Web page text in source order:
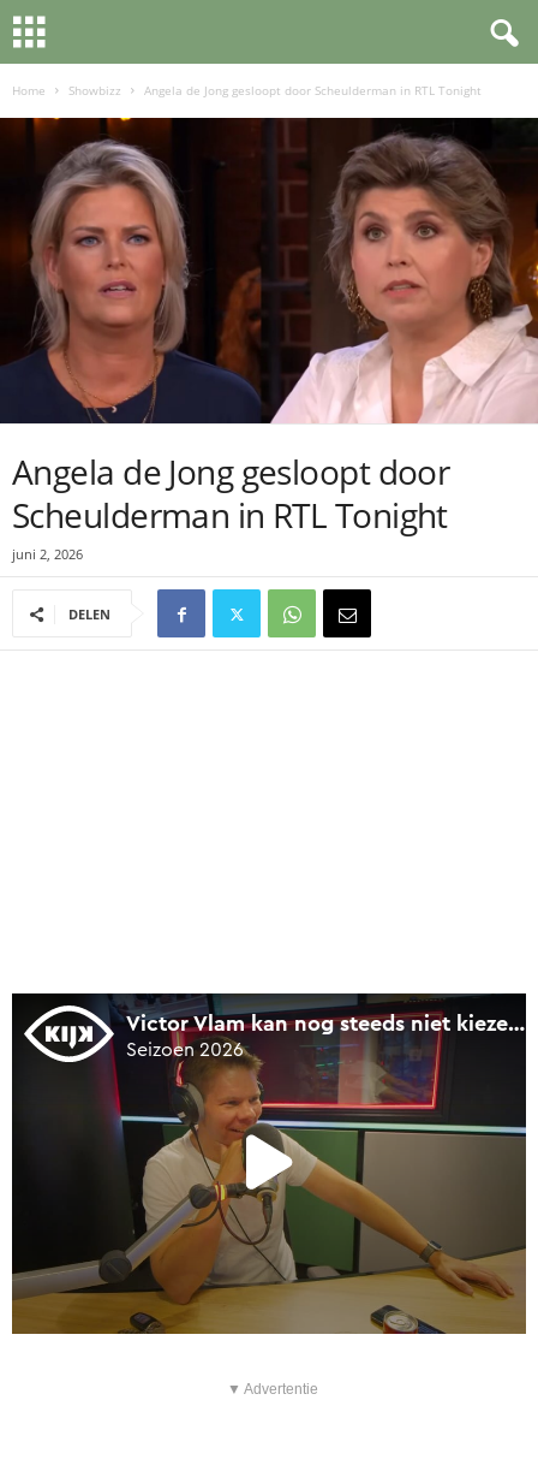
Home Showbizz Angela de Jong gesloopt door Scheulderman in RTL Tonight
Angela de Jong gesloopt door
Scheulderman in RTL Tonight
juni 2, 2026
DELEN
▼ Advertentie